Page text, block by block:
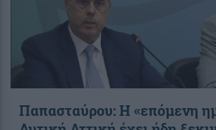
Παπασταύρου: Η «επόμενη